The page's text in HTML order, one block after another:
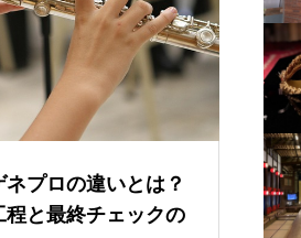
ネプロの違いとは？
と最終チェックの